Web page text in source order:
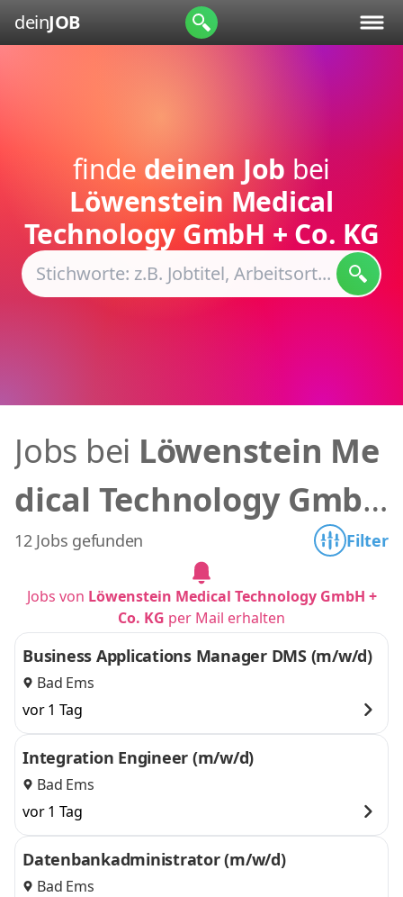
deinJOB
finde deinen Job bei
Löwenstein Medical
Technology GmbH + Co. KG
Jobs bei Löwenstein Me
dical Technology GmbH
+ Co. KG
12 Jobs gefunden Filter
Jobs von Löwenstein Medical Technology GmbH +
Co. KG per Mail erhalten
Business Applications Manager DMS (m/w/d)
Bad Ems
vor 1 Tag
Integration Engineer (m/w/d)
Bad Ems
vor 1 Tag
Datenbankadministrator (m/w/d)
Bad Ems